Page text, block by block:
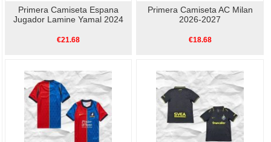
Primera Camiseta Espana
Jugador Lamine Yamal 2024
€21.68
Primera Camiseta AC Milan
2026-2027
€18.68